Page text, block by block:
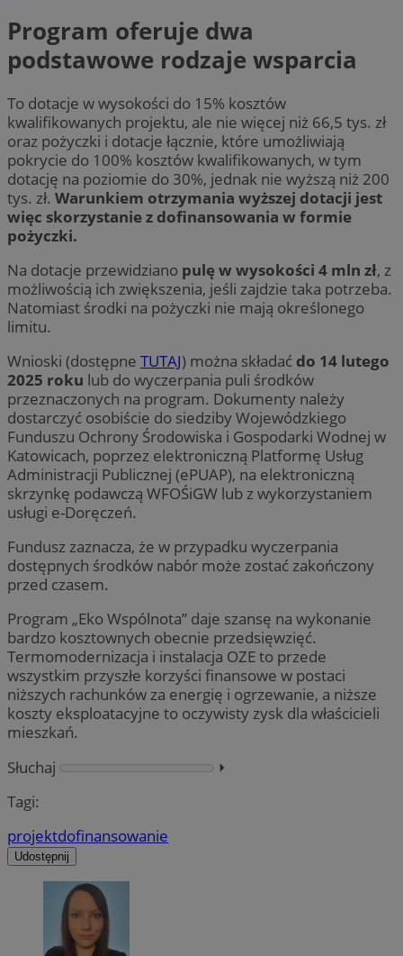
Program oferuje dwa
podstawowe rodzaje wsparcia
To dotacje w wysokości do 15% kosztów
kwalifikowanych projektu, ale nie więcej niż 66,5 tys. zł
oraz pożyczki i dotacje łącznie, które umożliwiają
pokrycie do 100% kosztów kwalifikowanych, w tym
dotację na poziomie do 30%, jednak nie wyższą niż 200
tys. zł. Warunkiem otrzymania wyższej dotacji jest
więc skorzystanie z dofinansowania w formie
pożyczki.
Na dotacje przewidziano pulę w wysokości 4 mln zł, z
możliwością ich zwiększenia, jeśli zajdzie taka potrzeba.
Natomiast środki na pożyczki nie mają określonego
limitu.
Wnioski (dostępne TUTAJ) można składać do 14 lutego
2025 roku lub do wyczerpania puli środków
przeznaczonych na program. Dokumenty należy
dostarczyć osobiście do siedziby Wojewódzkiego
Funduszu Ochrony Środowiska i Gospodarki Wodnej w
Katowicach, poprzez elektroniczną Platformę Usług
Administracji Publicznej (ePUAP), na elektroniczną
skrzynkę podawczą WFOŚiGW lub z wykorzystaniem
usługi e-Doręczeń.
Fundusz zaznacza, że w przypadku wyczerpania
dostępnych środków nabór może zostać zakończony
przed czasem.
Program „Eko Wspólnota” daje szansę na wykonanie
bardzo kosztownych obecnie przedsięwzięć.
Termomodernizacja i instalacja OZE to przede
wszystkim przyszłe korzyści finansowe w postaci
niższych rachunków za energię i ogrzewanie, a niższe
koszty eksploatacyjne to oczywisty zysk dla właścicieli
mieszkań.
Słuchaj
⏵︎
Tagi:
projektdofinansowanie
Udostępnij